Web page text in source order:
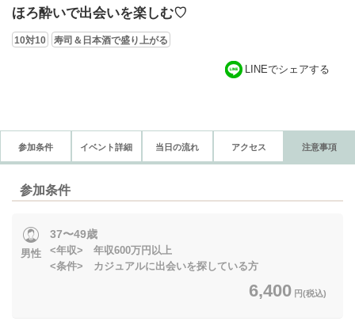
ほろ酔いで出会いを楽しむ♡
10対10 寿司＆日本酒で盛り上がる
LINEでシェアする
参加条件 イベント詳細 当日の流れ アクセス 注意事項
参加条件
男性
37〜49歳
<年収> 年収600万円以上
<条件> カジュアルに出会いを探している方
6,400 円(税込)